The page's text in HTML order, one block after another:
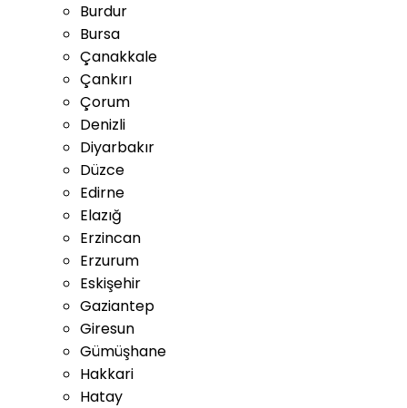
Burdur
Bursa
Çanakkale
Çankırı
Çorum
Denizli
Diyarbakır
Düzce
Edirne
Elazığ
Erzincan
Erzurum
Eskişehir
Gaziantep
Giresun
Gümüşhane
Hakkari
Hatay